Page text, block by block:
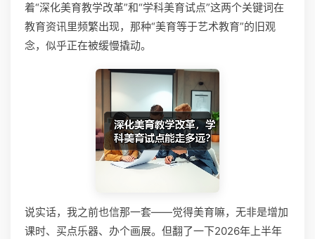
着“深化美育教学改革”和“学科美育试点”这两个关键词在
教育资讯里频繁出现，那种“美育等于艺术教育”的旧观
念，似乎正在被缓慢撬动。
说实话，我之前也信那一套——觉得美育嘛，无非是增加
课时、买点乐器、办个画展。但翻了一下2026年上半年